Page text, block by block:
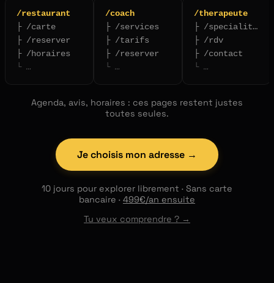
/restaurant
├ /carte
├ /reserver
├ /horaires
└ …
/coach
├ /services
├ /tarifs
├ /reserver
└ …
/therapeute
├ /specialites
├ /rdv
├ /contact
└ …
Agenda, avis, horaires : ces pages restent justes
toutes seules.
Je choisis mon adresse →
10 jours pour explorer librement · Sans carte
bancaire · 499€/an ensuite
Tu veux comprendre ? →